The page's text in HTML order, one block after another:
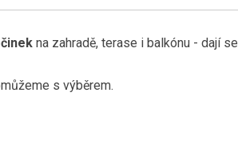
na zahradě, terase i balkónu - dají se
s výběrem.